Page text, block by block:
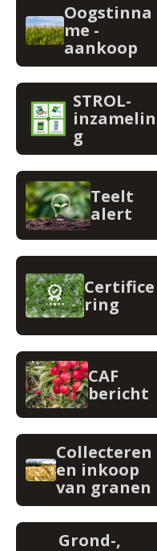
Oogstinna
me -
aankoop
STROL-
inzamelin
g
Teelt
alert
Certifice
ring
CAF
bericht
Collecteren
en inkoop
van granen
Grond-,